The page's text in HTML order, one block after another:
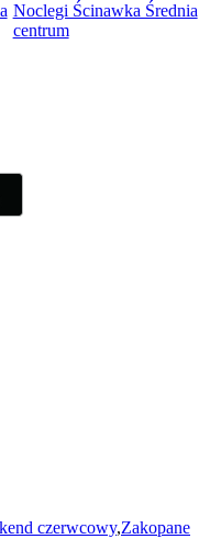
Noclegi Ścinawka Średnia
centrum
czerwcowy,Zakopane